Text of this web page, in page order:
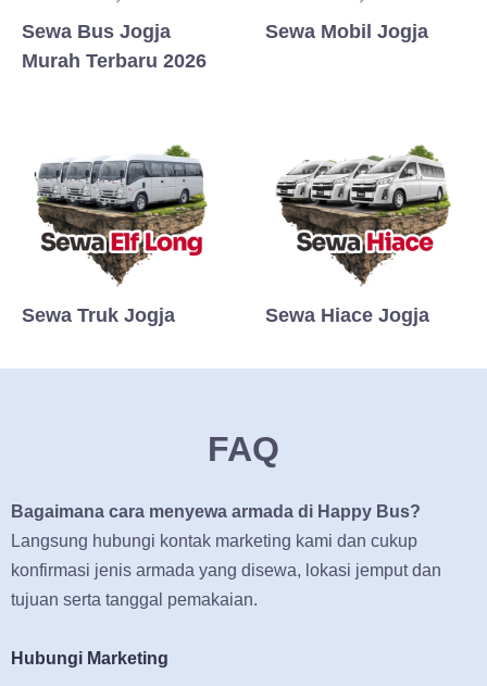
Sewa Bus Jogja
Murah Terbaru 2026
Sewa Mobil Jogja
Sewa Truk Jogja Sewa Hiace Jogja
FAQ
Bagaimana cara menyewa armada di Happy Bus?
Langsung hubungi kontak marketing kami dan cukup
konfirmasi jenis armada yang disewa, lokasi jemput dan
tujuan serta tanggal pemakaian.
Hubungi Marketing